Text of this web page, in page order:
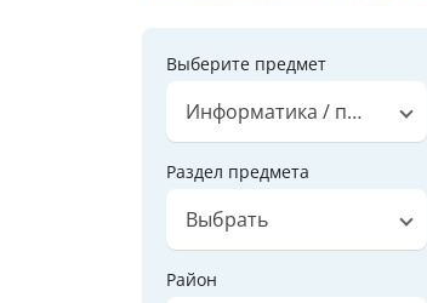
Выберите предмет
Информатика / программирование
Раздел предмета
Выбрать
Район